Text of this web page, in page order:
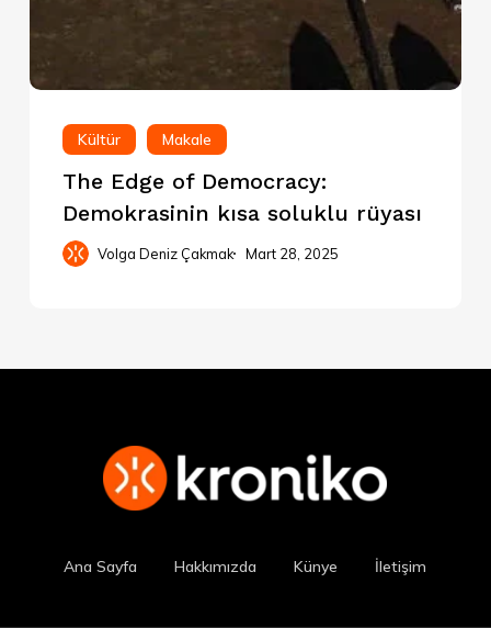
Kültür Makale
The Edge of Democracy:
Demokrasinin kısa soluklu rüyası
Volga Deniz Çakmak Mart 28, 2025
Ana Sayfa Hakkımızda Künye İletişim